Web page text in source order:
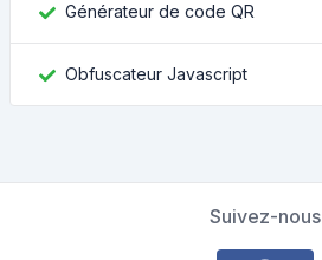
Générateur de code QR
Obfuscateur Javascript
Suivez-nous